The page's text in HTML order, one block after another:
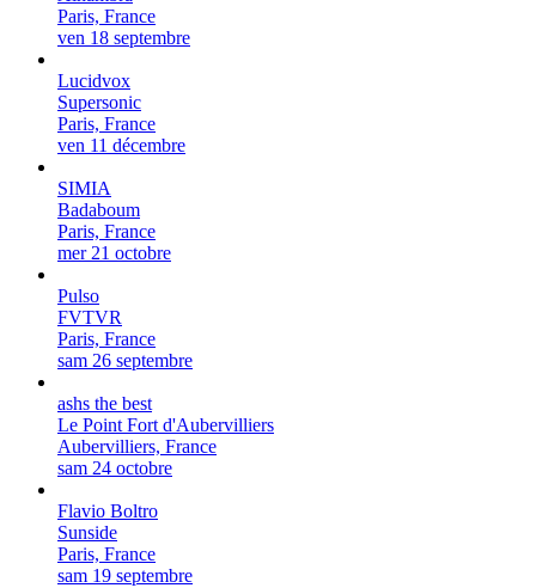
Paris, France
ven 18 septembre
Lucidvox
Supersonic
Paris, France
ven 11 décembre
SIMIA
Badaboum
Paris, France
mer 21 octobre
Pulso
FVTVR
Paris, France
sam 26 septembre
ashs the best
Le Point Fort d'Aubervilliers
Aubervilliers, France
sam 24 octobre
Flavio Boltro
Sunside
Paris, France
sam 19 septembre